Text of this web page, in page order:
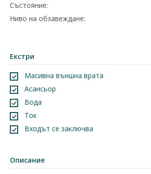
Състояние:
Ниво на обзавеждане:
Екстри
Масивна външна врата
Асансьор
Вода
Ток
Входът се заключва
Описание